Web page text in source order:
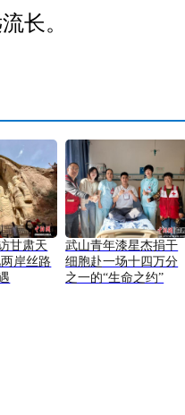
长。
甘肃天
岸丝路
武山青年漆星杰捐干
细胞赴一场十四万分
之一的“生命之约”